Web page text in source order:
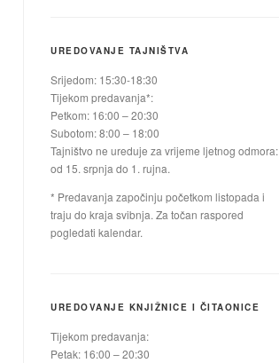
UREDOVANJE TAJNIŠTVA
Srijedom: 15:30-18:30
Tijekom predavanja*:
Petkom: 16:00 – 20:30
Subotom: 8:00 – 18:00
Tajništvo ne ureduje za vrijeme ljetnog odmora:
od 15. srpnja do 1. rujna.
* Predavanja započinju početkom listopada i
traju do kraja svibnja. Za točan raspored
pogledati kalendar.
UREDOVANJE KNJIŽNICE I ČITAONICE
Tijekom predavanja:
Petak: 16:00 – 20:30